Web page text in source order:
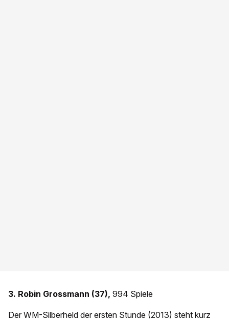
3. Robin Grossmann (37), 994 Spiele
Der WM-Silberheld der ersten Stunde (2013) steht kurz